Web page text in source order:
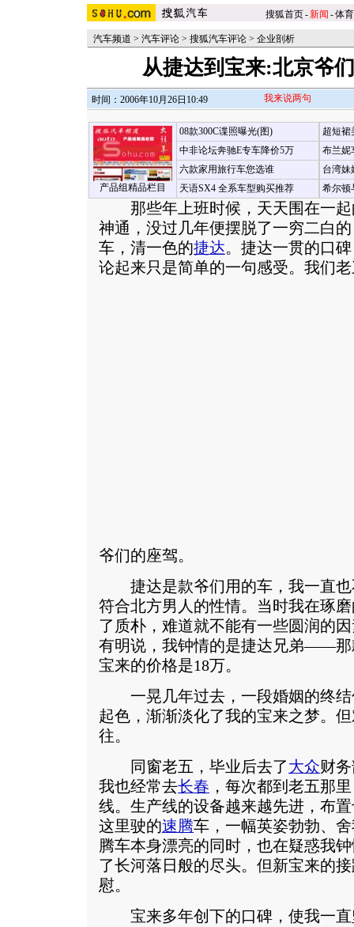
搜狐首页-新闻 -体育
汽车频道 > 汽车评论 > 搜狐汽车评论 > 企业剖析
从捷达到宝来:北京爷
时间：2006年10月26日10:49 我来说两句
产品组精品栏目
08款300C谍照曝光(图)
中非论坛奔驰E专车降价5万
六款家用旅行车您选谁
天语SX4 全系车型购买推荐
超短裙
布兰妮
台湾妹
希尔顿
那些年上班时候，天天围在一起
神通，没过几年便摆脱了一穷二白
车，清一色的捷达。捷达一贯的口
论起来只是简单的一句感受。我们
爷们的座驾。
捷达是款爷们用的车，我一直也
符合北方男人的性情。当时我在琢
了质朴，难道就不能有一些圆润的
有明说，我钟情的是捷达兄弟——那
宝来的价格是18万。
一晃几年过去，一段婚姻的终结
起色，渐渐淡化了我的宝来之梦。
往。
同窗老五，毕业后去了大众财
我也经常去长春 ，每次都到老五那
线。生产线的设备越来越先进，布
这里驶的速腾车，一幅英姿勃勃、
腾车本身漂亮的同时，也在疑惑我
了长河落日般的尽头。但新宝来的
慰。
宝来多年创下的口碑，使我一直